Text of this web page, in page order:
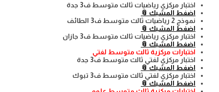
اختبار مركزي رياضيات ثالث متوسط ف3 جدة
اضغط المشبك 📎
نموذج 2 رياضيات ثالث متوسط ف3 الطائف
اضغط المشبك 📎
اختبار مركزي رياضيات ثالث متوسط ف3 جازان
اضغط المشبك 📎
اختبارات مركزية ثالث متوسط لغتي
اختبار مركزي لغتي ثالث متوسط ف3 جدة
اضغط المشبك 📎
اختبار مركزي لغتي ثالث متوسط ف3 تبوك
اضغط المشبك 📎